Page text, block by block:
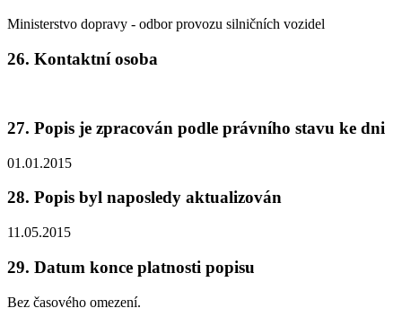
Ministerstvo dopravy - odbor provozu silničních vozidel
26. Kontaktní osoba
27. Popis je zpracován podle právního stavu ke dni
01.01.2015
28. Popis byl naposledy aktualizován
11.05.2015
29. Datum konce platnosti popisu
Bez časového omezení.